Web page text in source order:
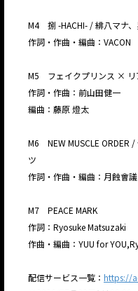
M4 捌 -HACHI- / 緋八マナ
作詞・作曲・編曲：VACON
M5 フェイクプリンス × リ
作詞・作曲：前山田健一
編曲：藤原 燈太
M6 NEW MUSCLE ORDER
ツ
作詞・作曲・編曲：月蝕會議
M7 PEACE MARK
作詞：Ryosuke Matsuzaki
作曲・編曲：YUU for
配信サービス一覧： https://